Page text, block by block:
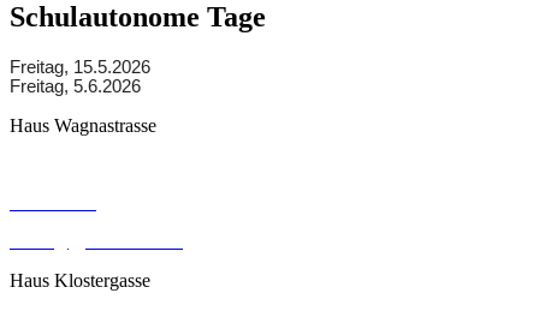
Schulautonome Tage
Freitag, 15.5.2026
Freitag, 5.6.2026
Haus Wagnastrasse
Haus Klostergasse